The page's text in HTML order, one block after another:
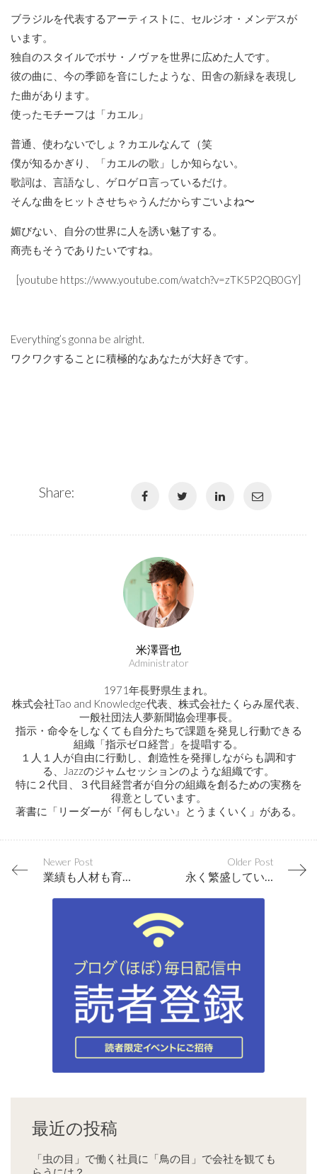
ブラジルを代表するアーティストに、セルジオ・メンデスが
います。
独自のスタイルでボサ・ノヴァを世界に広めた人です。
彼の曲に、今の季節を音にしたような、田舎の新緑を表現し
た曲があります。
使ったモチーフは「カエル」
普通、使わないでしょ？カエルなんて（笑
僕が知るかぎり、「カエルの歌」しか知らない。
歌詞は、言語なし、ゲロゲロ言っているだけ。
そんな曲をヒットさせちゃうんだからすごいよね〜
媚びない、自分の世界に人を誘い魅了する。
商売もそうでありたいですね。
[youtube https://www.youtube.com/watch?v=zTK5P2QB0GY]
Everything’s gonna be alright.
ワクワクすることに積極的なあなたが大好きです。
Share:
米澤晋也
Administrator
1971年長野県生まれ。
株式会社Tao and Knowledge代表、株式会社たくらみ屋代表、
一般社団法人夢新聞協会理事長。
指示・命令をしなくても自分たちで課題を発見し行動できる
組織「指示ゼロ経営」を提唱する。
１人１人が自由に行動し、創造性を発揮しながらも調和す
る、Jazzのジャムセッションのような組織です。
特に２代目、３代目経営者が自分の組織を創るための実務を
得意としています。
著書に「リーダーが『何もしない』とうまくいく」がある。
Newer Post
業績も人材も育つキーワード「気になる存在」
Older Post
永く繁盛している会社には「安心感」と「ワクワク感」が両立している
最近の投稿
「虫の目」で働く社員に「鳥の目」で会社を観ても